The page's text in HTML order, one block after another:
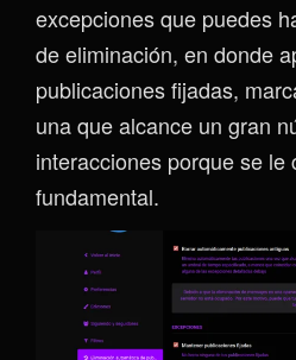
excepciones que puedes
de eliminación, en donde
publicaciones fijadas,
una que alcance un gran
interacciones porque se le
fundamental.